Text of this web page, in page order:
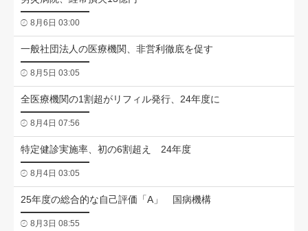
8月6日 03:00
一般社団法人の医療機関、非営利徹底を促す
8月5日 03:05
全医療機関の1割超がリフィル発行、24年度に
8月4日 07:56
特定健診実施率、初の6割超え 24年度
8月4日 03:05
25年度の総合的な自己評価「A」 国病機構
8月3日 08:55